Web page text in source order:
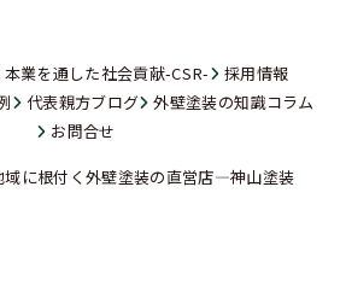
本業を通した社会貢献-CSR-
採用情報
代表親方ブログ
外壁塗装の知識コラム
お問合せ
に根付く外壁塗装の直営店―神山塗装